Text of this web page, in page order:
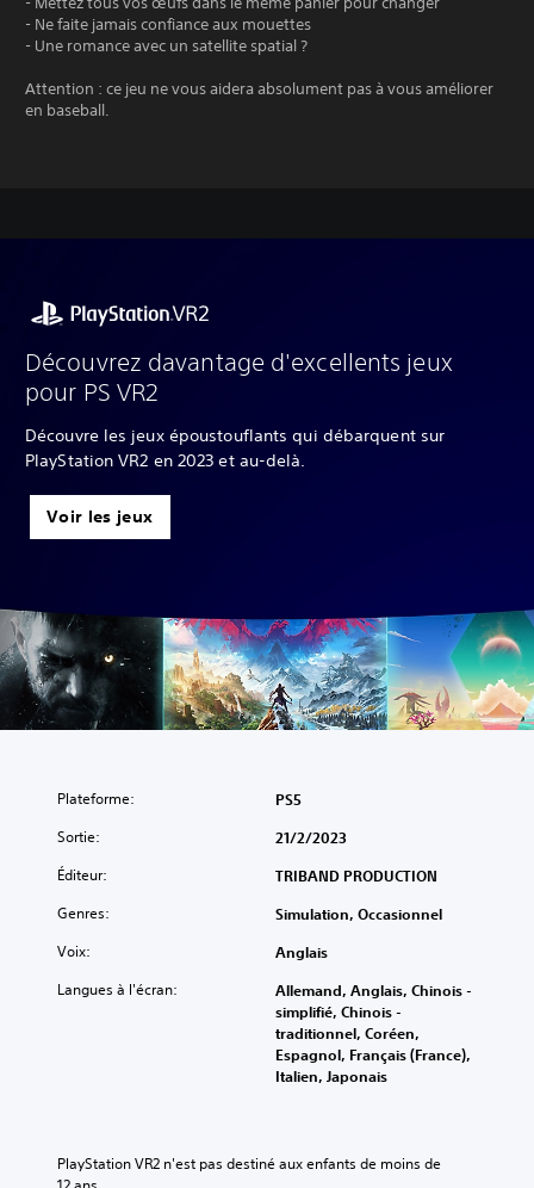
- Ne faite jamais confiance aux mouettes
- Une romance avec un satellite spatial ?
Attention : ce jeu ne vous aidera absolument pas à vous améliorer
en baseball.
Découvrez davantage d'excellents jeux
pour PS VR2
Découvre les jeux époustouflants qui débarquent sur
PlayStation VR2 en 2023 et au-delà.
Voir les jeux
Plateforme: PS5
Sortie: 21/2/2023
Éditeur: TRIBAND PRODUCTION
Genres: Simulation, Occasionnel
Voix: Anglais
Langues à l'écran:
Allemand, Anglais, Chinois -
simplifié, Chinois -
traditionnel, Coréen,
Espagnol, Français (France),
Italien, Japonais
PlayStation VR2 n'est pas destiné aux enfants de moins de